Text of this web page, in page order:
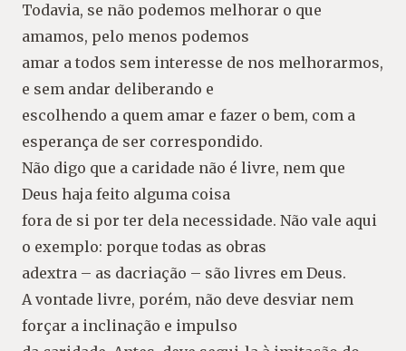
Todavia, se não podemos melhorar o que
amamos, pelo menos podemos
amar a todos sem interesse de nos melhorarmos,
e sem andar deliberando e
escolhendo a quem amar e fazer o bem, com a
esperança de ser correspondido.
Não digo que a caridade não é livre, nem que
Deus haja feito alguma coisa
fora de si por ter dela necessidade. Não vale aqui
o exemplo: porque todas as obras
adextra – as dacriação – são livres em Deus.
A vontade livre, porém, não deve desviar nem
forçar a inclinação e impulso